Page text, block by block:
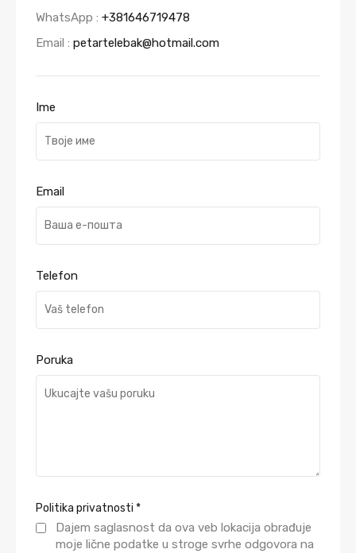
WhatsApp : +381646719478
Email : petartelebak@hotmail.com
Ime
Email
Telefon
Poruka
Politika privatnosti *
Dajem saglasnost da ova veb lokacija obrađuje
moje lične podatke u stroge svrhe odgovora na